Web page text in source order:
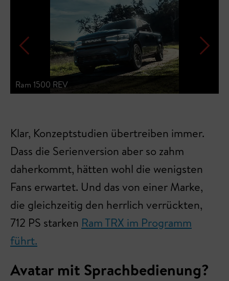
Ram 1500 REV
Klar, Konzeptstudien übertreiben immer.
Dass die Serienversion aber so zahm
daherkommt, hätten wohl die wenigsten
Fans erwartet. Und das von einer Marke,
die gleichzeitig den herrlich verrückten,
712 PS starken Ram TRX im Programm
führt.
Avatar mit Sprachbedienung?